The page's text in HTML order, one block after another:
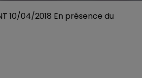
10/04/2018 En présence du